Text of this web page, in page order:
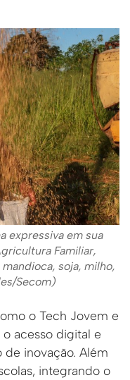
expressiva em sua
Familiar,
soja, milho,
Secom)
o Tech Jovem e
acesso digital e
inovação. Além
integrando o